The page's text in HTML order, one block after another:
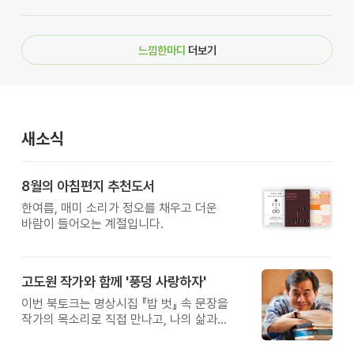
느낌한마디 더보기
새소식
8월의 아침편지 추천도서
한여름, 매미 소리가 정오를 채우고 더운
바람이 들어오는 계절입니다.
고도원 작가와 함께 '풍덩 사랑하자'
이번 북토크는 명상시집 『밥 벗』 속 문장을
작가의 목소리로 직접 만나고, 나의 삶과